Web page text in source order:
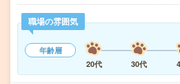
職場の雰囲気
年齢層
20代
30代